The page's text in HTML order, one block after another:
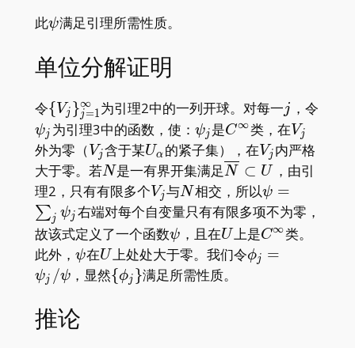
此\psi
ψ满足引理所需性质。
单位分解证明
令\
{V_j\}_{j=1}^\infty
{Vj }j=1
∞ 为引理2中的一列开球。对每一j
j ，令
ψj 为引理3中的函数，使： \psi_j
ψj 是C^\infty
C∞类，在V_j
Vj
外为零（V_j
Vj含于某U_\alpha
Uα 的紧子集），在V_j
Vj 内严格
大于零。若N
N是一有界开集满足\overline
N\subset
U
N ⊂ U ，由引
理2，只有有限多个V_j
Vj与N
N相交，所以ψ =
∑j ψj 右端对每个自变量只有有限多项不为零，
故该式定义了一个函数\psi
ψ ，且在U
U上是C^\infty
C∞类。
此外， \psi
ψ在U
U上处处大于零。我们令\phi_j=\psi_j/
ϕj =
ψj /ψ ，显然\
{ϕj }满足所需性质。
推论